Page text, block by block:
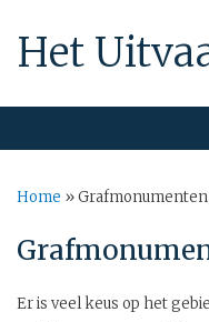
Het
Home »Grafmonumenten
Er is veel keus op het